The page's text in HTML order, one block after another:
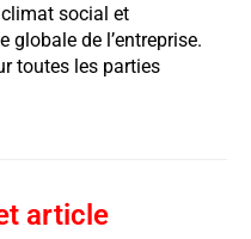
social et
globale de l’entreprise.
toutes les parties
article